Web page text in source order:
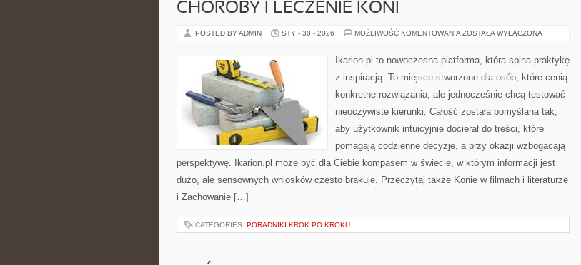
CHOROBY I LECZENIE KONI
POSTED BY ADMIN STY - 30 - 2026 MOŻLIWOŚĆ KOMENTOWANIA CHOROBY
ZOSTAŁA WYŁĄCZONA
Ikarion.pl to nowoczesna platforma, która spina praktykę
z inspiracją. To miejsce stworzone dla osób, które cenią
konkretne rozwiązania, ale jednocześnie chcą testować
nieoczywiste kierunki. Całość została pomyślana tak,
aby użytkownik intuicyjnie docierał do treści, które
pomagają codzienne decyzje, a przy okazji wzbogacają
perspektywę. Ikarion.pl może być dla Ciebie kompasem w świecie, w którym informacji jest
dużo, ale sensownych wniosków często brakuje. Przeczytaj także Konie w filmach i literaturze
i Zachowanie […]
CATEGORIES: PORADNIKI KROK PO KROKU